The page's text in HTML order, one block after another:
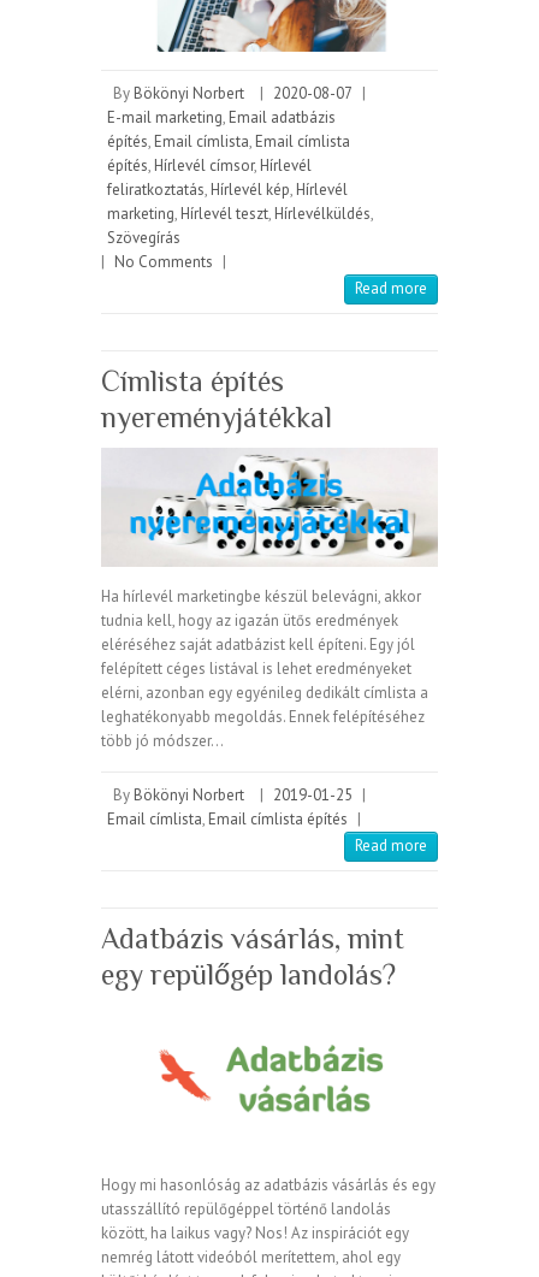
By Bökönyi Norbert | 2020-08-07 |
E-mail marketing, Email adatbázis
építés, Email címlista, Email címlista
építés, Hírlevél címsor, Hírlevél
feliratkoztatás, Hírlevél kép, Hírlevél
marketing, Hírlevél teszt, Hírlevélküldés,
Szövegírás
| No Comments |
Read more
Címlista építés
nyereményjátékkal
Ha hírlevél marketingbe készül belevágni, akkor
tudnia kell, hogy az igazán ütős eredmények
eléréséhez saját adatbázist kell építeni. Egy jól
felépített céges listával is lehet eredményeket
elérni, azonban egy egyénileg dedikált címlista a
leghatékonyabb megoldás. Ennek felépítéséhez
több jó módszer…
By Bökönyi Norbert | 2019-01-25 |
Email címlista, Email címlista építés |
Read more
Adatbázis vásárlás, mint
egy repülőgép landolás?
Hogy mi hasonlóság az adatbázis vásárlás és egy
utasszállító repülőgéppel történő landolás
között, ha laikus vagy? Nos! Az inspirációt egy
nemrég látott videóból merítettem, ahol egy